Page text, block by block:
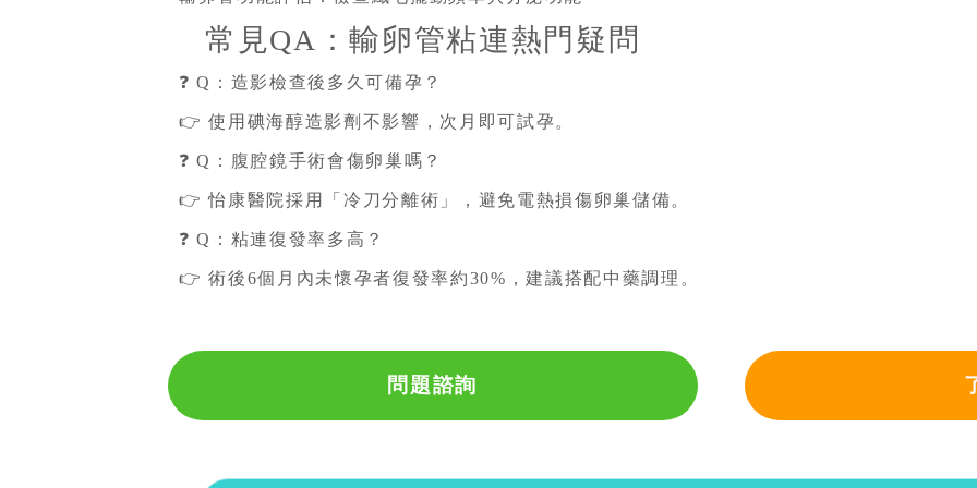
常見QA：輸卵管粘連熱門疑問
❓ Q：造影檢查後多久可備孕？
👉 使用碘海醇造影劑不影響，次月即可試孕。
❓ Q：腹腔鏡手術會傷卵巢嗎？
👉 怡康醫院採用「冷刀分離術」，避免電熱損傷卵巢儲備。
❓ Q：粘連復發率多高？
👉 術後6個月內未懷孕者復發率約30%，建議搭配中藥調理。
問題諮詢